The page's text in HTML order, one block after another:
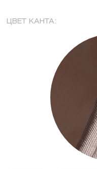
ЦВЕТ КАНТА: